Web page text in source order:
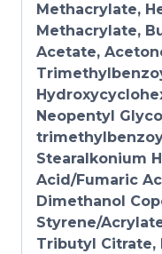
Methacrylate,
Methacrylate,
Acetate,
Neopentyl
Stearalkonium
Acid/Fumaric
Dimethanol
Styrene/
Tributyl Citrate,